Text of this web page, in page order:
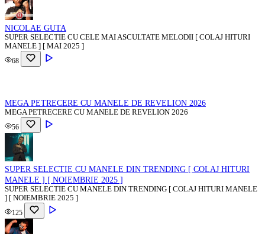
NICOLAE GUTA
SUPER SELECTIE CU CELE MAI ASCULTATE MELODII [ COLAJ HITURI
MANELE ] [ MAI 2025 ]
68
MEGA PETRECERE CU MANELE DE REVELION 2026
MEGA PETRECERE CU MANELE DE REVELION 2026
56
SUPER SELECTIE CU MANELE DIN TRENDING [ COLAJ HITURI
MANELE ] [ NOIEMBRIE 2025 ]
SUPER SELECTIE CU MANELE DIN TRENDING [ COLAJ HITURI MANELE
] [ NOIEMBRIE 2025 ]
125